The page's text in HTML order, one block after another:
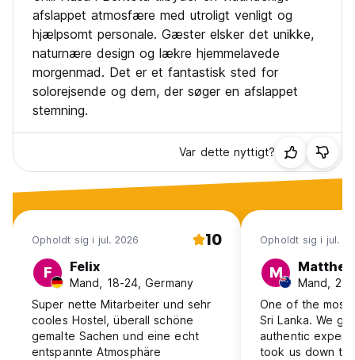
afslappet atmosfære med utroligt venligt og
hjælpsomt personale. Gæster elsker det unikke,
naturnære design og lækre hjemmelavede
morgenmad. Det er et fantastisk sted for
solorejsende og dem, der søger en afslappet
stemning.
Var dette nyttigt?
Opholdt sig i jul. 2026 10
F Felix
Mand, 18-24, Germany
Super nette Mitarbeiter und sehr
cooles Hostel, überall schöne
gemalte Sachen und eine echt
entspannte Atmosphäre
Opholdt sig i jul.
M
Mand,
One of the most
Sri Lanka. We
authentic
took us down to